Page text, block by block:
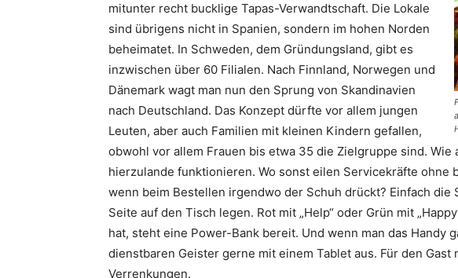
mitunter recht bucklige Tapas-Verwandtschaft. Die Lokale
sind übrigens nicht in Spanien, sondern im hohen Norden
beheimatet. In Schweden, dem Gründungsland, gibt es
inzwischen über 60 Filialen. Nach Finnland, Norwegen und
Dänemark wagt man nun den Sprung von Skandinavien
nach Deutschland. Das Konzept dürfte vor allem jungen
Leuten, aber auch Familien mit kleinen Kindern gefallen,
obwohl vor allem Frauen bis etwa 35 die Zielgruppe sind. Wie
hierzulande funktionieren. Wo sonst eilen Servicekräfte ohne
wenn beim Bestellen irgendwo der Schuh drückt? Einfach
Seite auf den Tisch legen. Rot mit „Help“ oder Grün mit
hat, steht eine Power-Bank bereit. Und wenn man das Handy
dienstbaren Geister gerne mit einem Tablet aus. Für den Gast
Verrenkungen.